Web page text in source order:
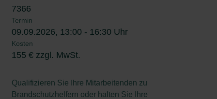
Suche
Leichte Sprache
7366
Termin
09.09.2026, 13:00 - 16:30 Uhr
Kosten
155 € zzgl. MwSt.
Qualifizieren Sie Ihre Mitarbeitenden zu
Brandschutzhelfern oder halten Sie Ihre